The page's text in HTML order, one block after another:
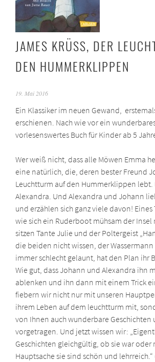
JAMES KRÜSS, DER
DEN HUMMERKLIPPEN
19. Mai 2016
Ein Klassiker im neuen Gewand,
erschienen. Nach wie vor ein
vorlesenswertes Buch für Kinder ab 5
Wer weiß nicht, dass alle Möwen Emma
eine natürlich, die, deren bester Freund
Leuchtturm auf den Hummerklippen
Alexandra. Und Alexandra und Johann
und erzählen sich ganz viele davon! Eines
wie sich ein Ruderboot mühsam der
sitzen Tante Julie und der Poltergeist
die beiden nicht wissen, der Wassermann
immer schlecht gelaunt, hat den Plan ihr
Wie gut, dass Johann und Alexandra ihn
ablenken und ihn dann mit einem Trick
fiebern wir nicht nur mit unseren
ihrem Leben auf dem leuchtturm mit,
von Ihnen auch wunderbare Geschichten
vorgetragen. Und jetzt wissen wir:
Geschichten gleichgültig, ob sie war oder
Hauptsache sie sind schön und lehrreich.“